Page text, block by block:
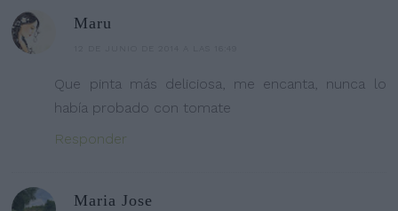
Maru
Que pinta más deliciosa, me encanta, nunca lo
había probado con tomate
Responder
Maria Jose